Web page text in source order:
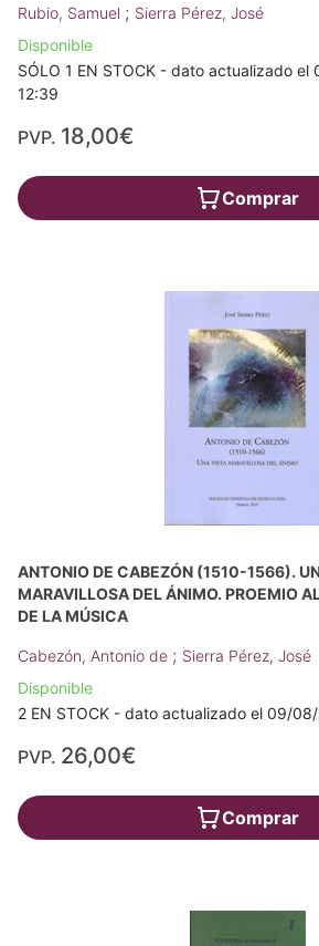
Rubio, Samuel ; Sierra Pérez, José
Disponible
SÓLO 1 EN STOCK - dato actualizado
12:39
PVP. 18,00€
Comprar
ANTONIO DE CABEZÓN (1510-1566).
MARAVILLOSA DEL ÁNIMO. PROEMIO
DE LA MÚSICA
Cabezón, Antonio de ; Sierra Pérez, José
Disponible
2 EN STOCK - dato actualizado el 09/
PVP. 26,00€
Comprar